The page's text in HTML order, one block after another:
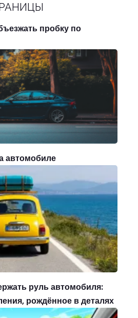
пробку по
автомобиле
руль автомобиля:
рождённое в деталях